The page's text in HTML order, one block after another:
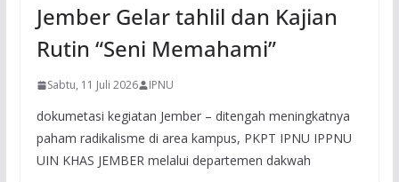
Jember Gelar tahlil dan Kajian
Rutin “Seni Memahami”
Sabtu, 11 Juli 2026 IPNU
dokumetasi kegiatan Jember – ditengah meningkatnya
paham radikalisme di area kampus, PKPT IPNU IPPNU
UIN KHAS JEMBER melalui departemen dakwah